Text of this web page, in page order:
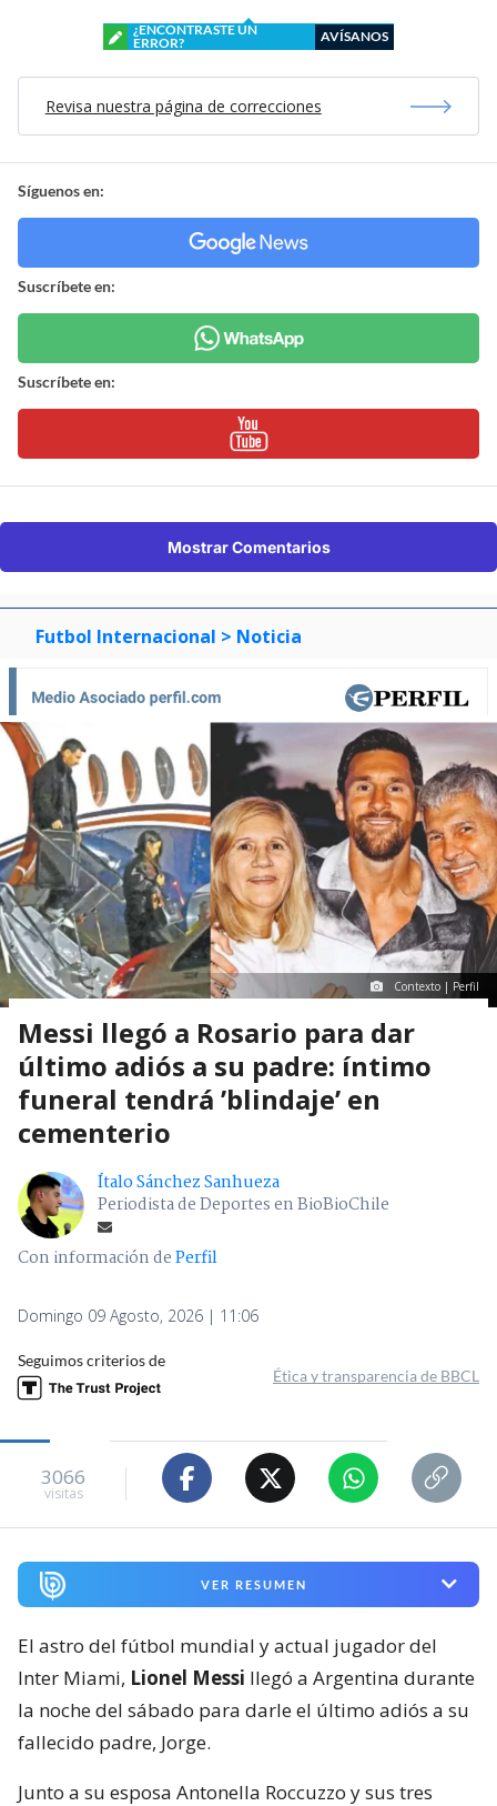
¿ENCONTRASTE UN
ERROR?
AVÍSANOS
Revisa nuestra página de correcciones
Síguenos en:
Suscríbete en:
Suscríbete en:
Mostrar Comentarios
Futbol Internacional > Noticia
Contexto | Perfil
Messi llegó a Rosario para dar
último adiós a su padre: íntimo
funeral tendrá ’blindaje’ en
cementerio
Ítalo Sánchez Sanhueza
Periodista de Deportes en BioBioChile
Con información dePerfil
Domingo 09 Agosto, 2026 | 11:06
Seguimos criterios de
Ética y transparencia de BBCL
3066
visitas
VER RESUMEN
El astro del fútbol mundial y actual jugador del
Inter Miami, Lionel Messi llegó a Argentina durante
la noche del sábado para darle el último adiós a su
fallecido padre, Jorge.
Junto a su esposa Antonella Roccuzzo y sus tres